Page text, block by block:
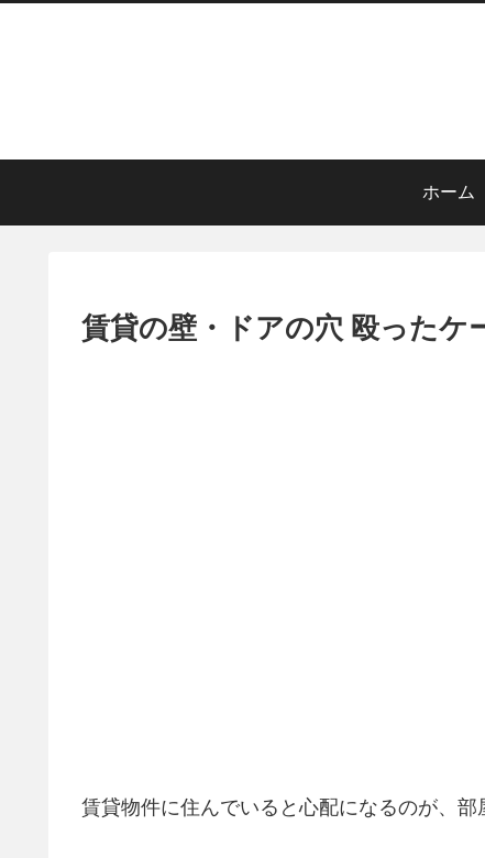
ホーム
賃貸の壁・ドアの穴 殴ったケ
賃貸物件に住んでいると心配になるのが、部